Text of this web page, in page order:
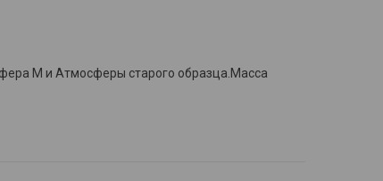
М и Атмосферы старого образца.Масса